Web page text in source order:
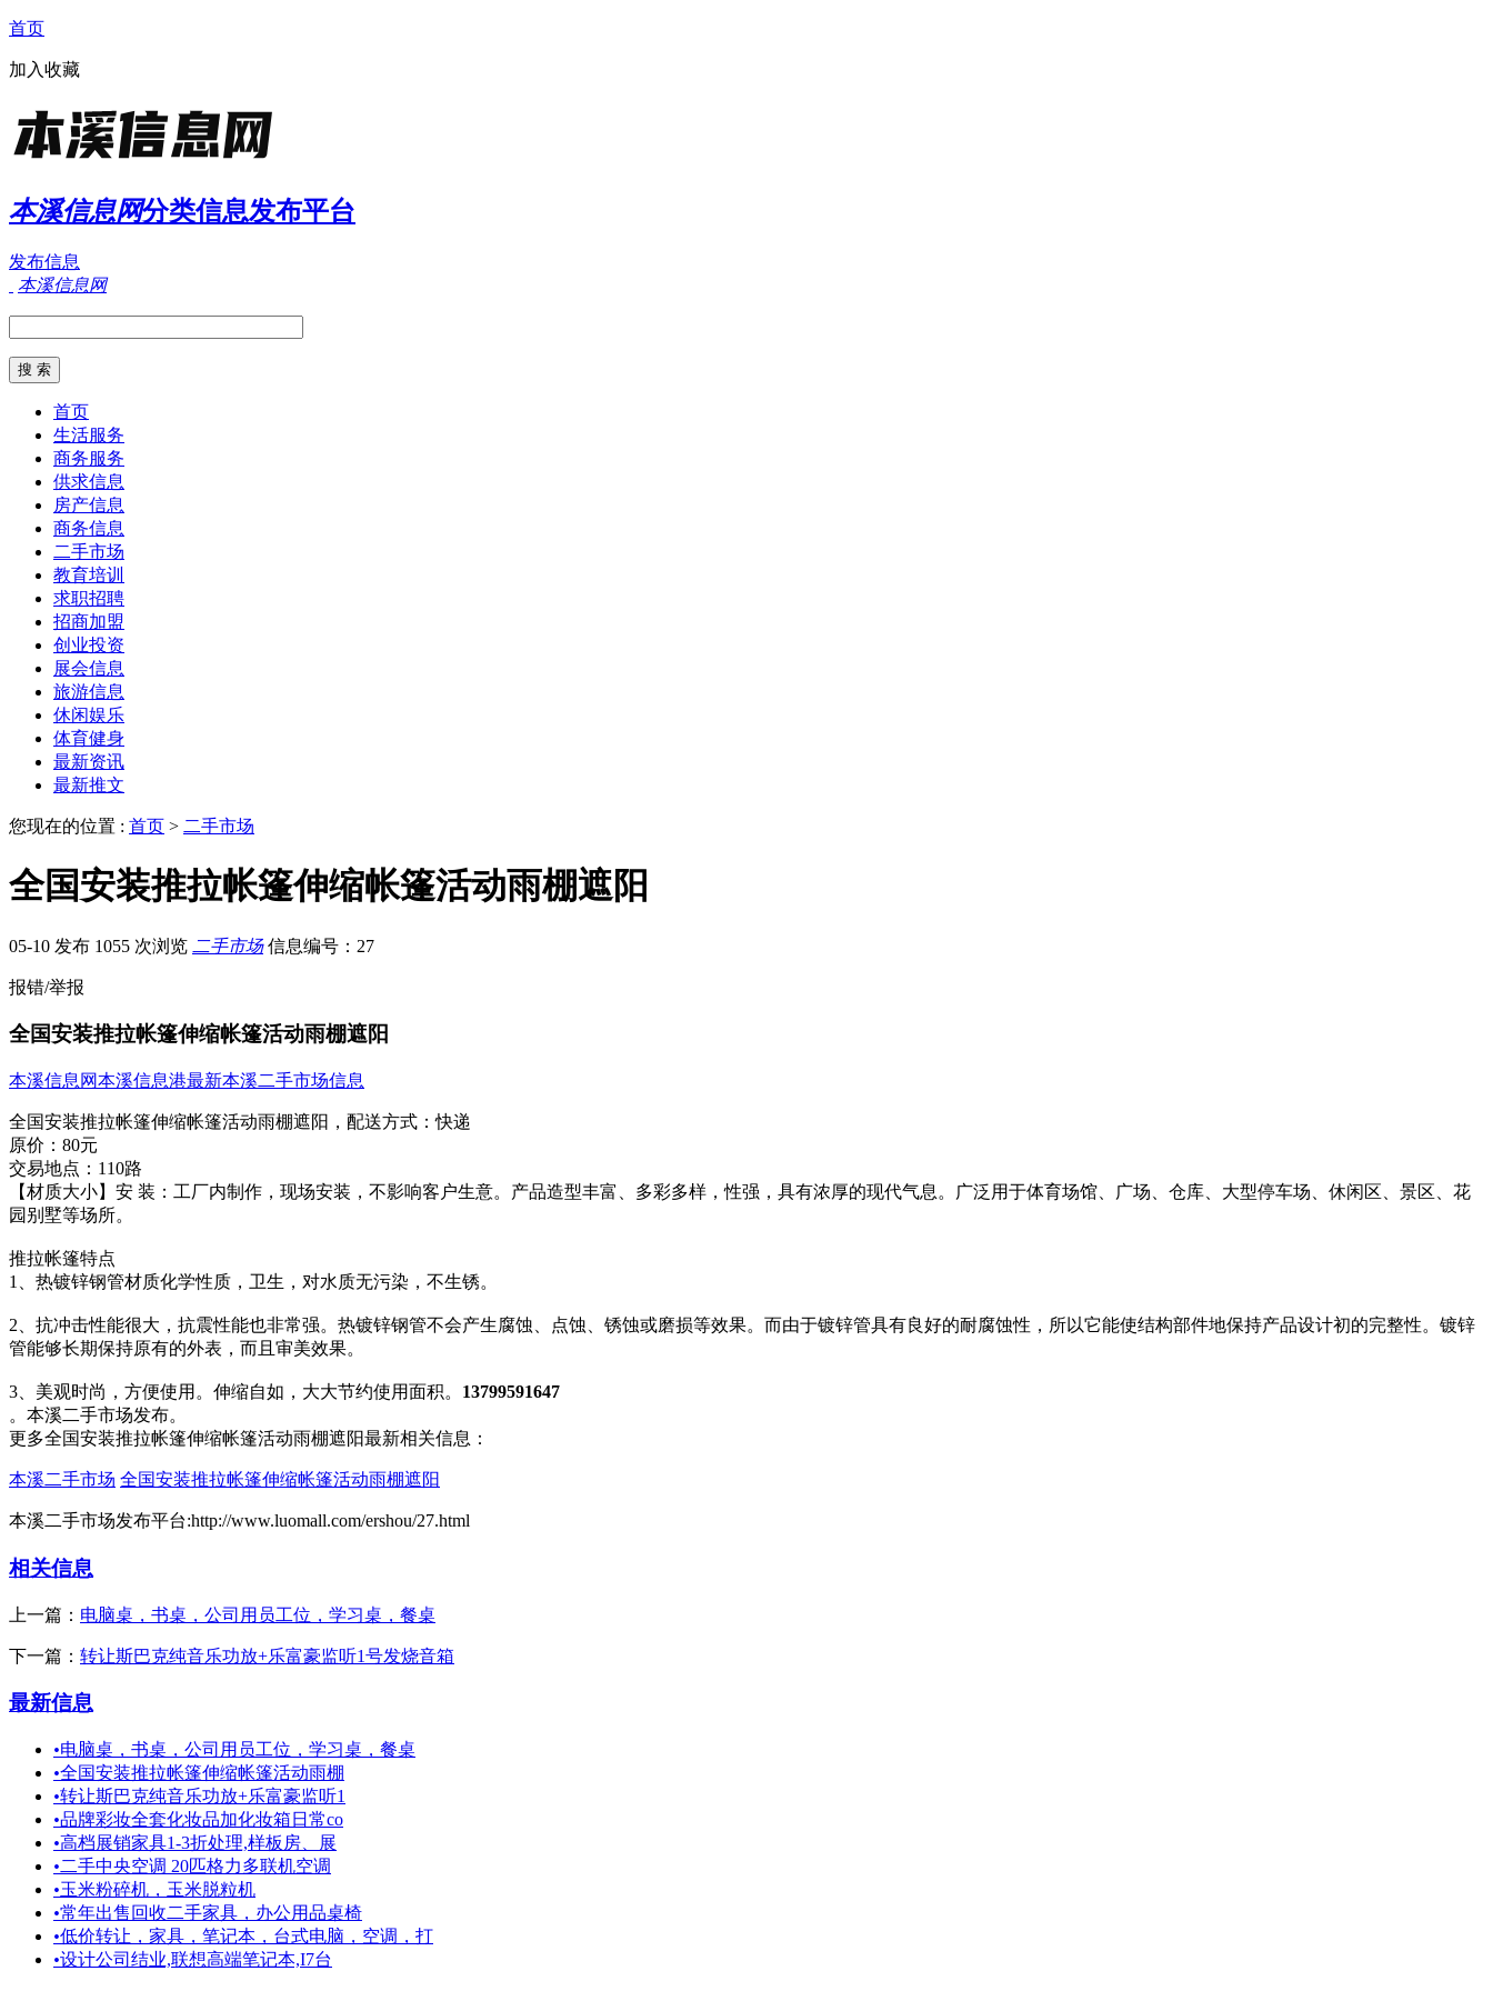
首页
加入收藏
本溪信息网分类信息发布平台
发布信息
本溪信息网
首页
生活服务
商务服务
供求信息
房产信息
商务信息
二手市场
教育培训
求职招聘
招商加盟
创业投资
展会信息
旅游信息
休闲娱乐
体育健身
最新资讯
最新推文
您现在的位置 : 首页 > 二手市场
全国安装推拉帐篷伸缩帐篷活动雨棚遮阳
05-10 发布 1055 次浏览 二手市场 信息编号：27
报错/举报
全国安装推拉帐篷伸缩帐篷活动雨棚遮阳
本溪信息网本溪信息港最新本溪二手市场信息
全国安装推拉帐篷伸缩帐篷活动雨棚遮阳， 配送方式：快递
原价： 80元
交易地点： 110路
【材质大小】安 装：工厂内制作，现场安装，不影响客​‌‌户生意。产品造型丰富、多彩多样，性强，具有浓厚的现代气息。广泛用于体育场馆、广场、仓库、大型停车场、休闲区、景区、花
园别墅等场所。
推拉帐篷特点
1、热镀锌钢管材质化学性质，卫生，对水质无污染，不生锈。
2、抗冲击性能很大，抗震性能也非常强。热镀锌钢管不会产生腐蚀、点蚀、锈蚀或磨损等效果。而由于镀锌管具有良好的耐腐蚀性，所以它能使结构部件地保持产品设计初的完整性。镀锌
管能够长期保持原有的外表，而且审美效果。
3、美观时尚，方便使用。伸缩自如，大大节约使用面积。 13799591647
。本溪二手市场发布。
更多全国安装推拉帐篷伸缩帐篷活动雨棚遮阳最新相关信息：
本溪二手市场 全国安装推拉帐篷伸缩帐篷活动雨棚遮阳
本溪二手市场发布平台:http://www.luomall.com/ershou/27.html
相关信息
上一篇： 电脑桌，书桌，公司用员工位，学习桌，餐桌
下一篇： 转让斯巴克纯音乐功放+乐富豪监听1号发烧音箱
最新信息
•电脑桌，书桌，公司用员工位，学习桌，餐桌
•全国安装推拉帐篷伸缩帐篷活动雨棚
•转让斯巴克纯音乐功放+乐富豪监听1
•品牌彩妆全套化妆品加化妆箱日常co
•高档展销家具1-3折处理,样板房、展
•二手中央空调 20匹格力多联机空调
•玉米粉碎机，玉米脱粒机
•常年出售回收二手家具，办公用品桌椅
•低价转让，家具，笔记本，台式电脑，空调，打
•设计公司结业,联想高端笔记本,I7台